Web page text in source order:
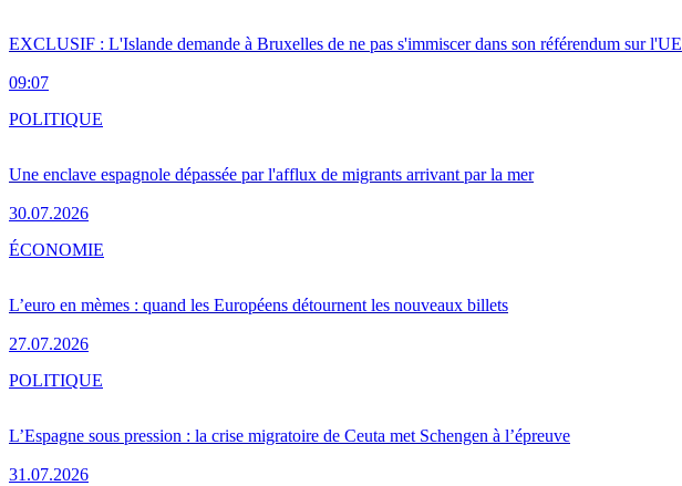
EXCLUSIF : L'Islande demande à Bruxelles de ne pas s'immiscer dans son référendum sur l'UE
09:07
Une enclave espagnole dépassée par l'afflux de migrants arrivant par la mer
30.07.2026
POLITIQUE
L’euro en mèmes : quand les Européens détournent les nouveaux billets
27.07.2026
ÉCONOMIE
L’Espagne sous pression : la crise migratoire de Ceuta met Schengen à l’épreuve
31.07.2026
POLITIQUE